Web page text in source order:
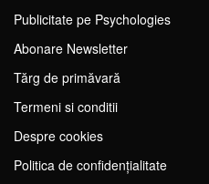
Publicitate pe Psychologies
Abonare Newsletter
Tărg de primăvară
Termeni si conditii
Despre cookies
Politica de confidențialitate